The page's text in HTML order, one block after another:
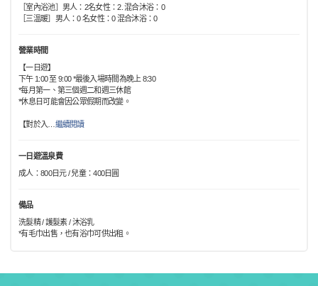
［室內浴池］男人：2名女性：2. 混合沐浴：0
［三溫暖］男人：0 名女性：0 混合沐浴：0
營業時間
【一日遊】
下午 1:00 至 9:00 *最後入場時間為晚上 8:30
*每月第一、第三個週二和週三休館
*休息日可能會因公眾假期而改變。
【對於入 繼續閱讀
一日遊溫泉費
成人：800日元 / 兒童：400日圓
備品
洗髮精 / 護髮素 / 沐浴乳
*有毛巾出售，也有浴巾可供出租。